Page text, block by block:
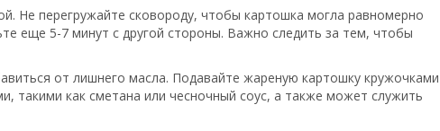
Не перегружайте сковороду, чтобы картошка могла равномерно
еще 5-7 минут с другой стороны. Важно следить за тем, чтобы
от лишнего масла. Подавайте жареную картошку кружочками
такими как сметана или чесночный соус, а также может служить